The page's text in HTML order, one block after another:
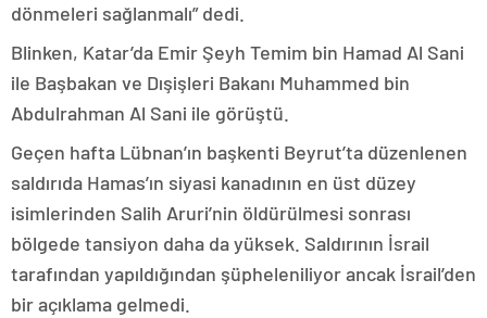
dönmeleri sağlanmalı” dedi.
Blinken, Katar’da Emir Şeyh Temim bin Hamad Al Sani
ile Başbakan ve Dışişleri Bakanı Muhammed bin
Abdulrahman Al Sani ile görüştü.
Geçen hafta Lübnan’ın başkenti Beyrut’ta düzenlenen
saldırıda Hamas’ın siyasi kanadının en üst düzey
isimlerinden Salih Aruri’nin öldürülmesi sonrası
bölgede tansiyon daha da yüksek. Saldırının İsrail
tarafından yapıldığından şüpheleniliyor ancak İsrail’den
bir açıklama gelmedi.